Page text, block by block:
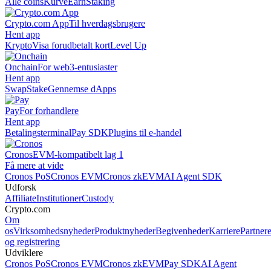
Crypto.com AppTil hverdagsbrugere
Hent app
KryptoVisa forudbetalt kortLevel Up
OnchainFor web3-entusiaster
Hent app
SwapStakeGennemse dApps
PayFor forhandlere
Hent app
BetalingsterminalPay SDKPlugins til e-handel
CronosEVM-kompatibelt lag 1
Få mere at vide
Cronos PoSCronos EVMCronos zkEVMAI Agent SDK
Udforsk
AffiliateInstitutionerCustody
Crypto.com
Om
osVirksomhedsnyhederProduktnyhederBegivenhederKarrierePartnere
og registrering
Udviklere
Cronos PoSCronos EVMCronos zkEVMPay SDKAI Agent